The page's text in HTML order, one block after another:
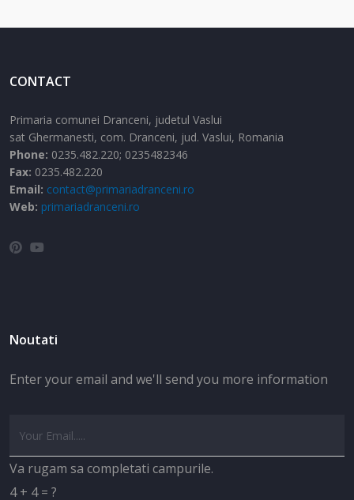
CONTACT
Primaria comunei Dranceni, judetul Vaslui
sat Ghermanesti, com. Dranceni, jud. Vaslui, Romania
Phone: 0235.482.220; 0235482346
Fax: 0235.482.220
Email: contact@primariadranceni.ro
Web: primariadranceni.ro
Noutati
Enter your email and we'll send you more information
Va rugam sa completati campurile.
4 + 4 = ?